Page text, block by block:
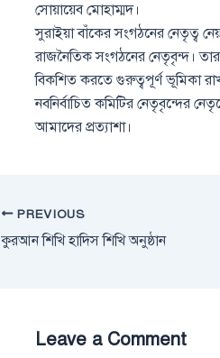
সোয়ায়েব মোহাম্মদ।
সুরাইয়া বাঁকের সংগঠনের নেতৃত্ব
রাজনৈতিক সংগঠনের নেতৃবৃন্দ।
বিকশিত করতে গুরুত্বপূর্ণ ভূমিকা
নবনির্বাচিত কমিটির নেতৃবৃন্দের
আমাদের প্রত্যাশা।
PREVIOUS
কুরআন শিখি হাদিস শিখি অনুষ্ঠান
Leave a Comment